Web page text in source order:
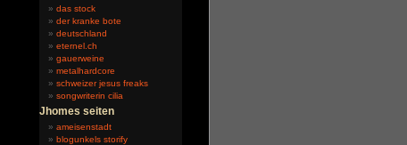
das stock
der kranke bote
deutschland
eternel.ch
gauerweine
metalhardcore
schweizer jesus freaks
songwriterin cilia
Jhomes seiten
ameisenstadt
blogunkels storify